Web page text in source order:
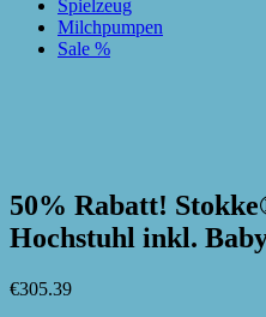
Spielzeug
Milchpumpen
Sale %
50% Rabatt!
Hochstuhl inkl.
€305.39